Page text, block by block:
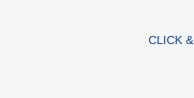
CLICK